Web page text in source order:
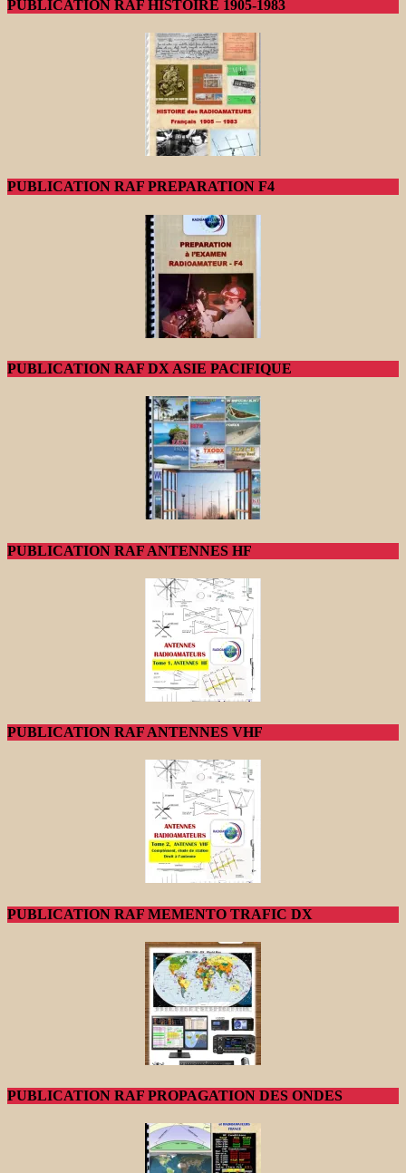
PUBLICATION RAF HISTOIRE 1905-1983
PUBLICATION RAF PREPARATION F4
PUBLICATION RAF DX ASIE PACIFIQUE
PUBLICATION RAF ANTENNES HF
PUBLICATION RAF ANTENNES VHF
PUBLICATION RAF MEMENTO TRAFIC DX
PUBLICATION RAF PROPAGATION DES ONDES